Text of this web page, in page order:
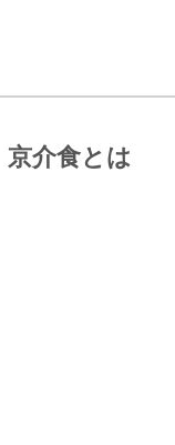
京介食とは